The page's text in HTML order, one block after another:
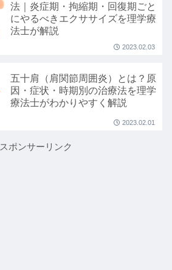
法｜炎症期・拘縮期・回復期ごと
にやるべきエクササイズを理学療
法士が解説
2023.02.03
五十肩（肩関節周囲炎）とは？原
因・症状・時期別の治療法を理学
療法士がわかりやすく解説
2023.02.01
スポンサーリンク